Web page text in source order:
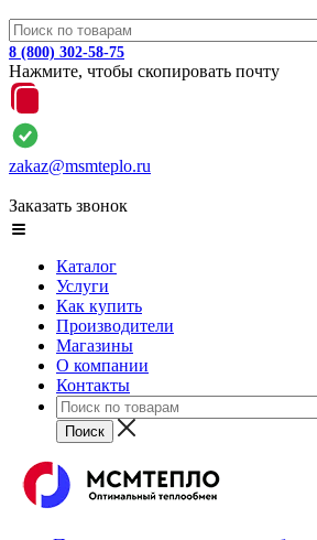
8 (800) 302-58-75
Нажмите, чтобы скопировать почту
zakaz@msmteplo.ru
Заказать звонок
Каталог
Услуги
Как купить
Производители
Магазины
О компании
Контакты